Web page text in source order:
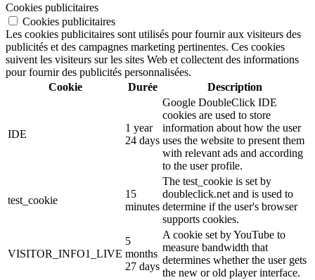
Cookies publicitaires
Cookies publicitaires
Les cookies publicitaires sont utilisés pour fournir aux visiteurs des
publicités et des campagnes marketing pertinentes. Ces cookies
suivent les visiteurs sur les sites Web et collectent des informations
pour fournir des publicités personnalisées.
Cookie
Durée Description
IDE
1 year
24 days
Google DoubleClick IDE
cookies are used to store
information about how the user
uses the website to present them
with relevant ads and according
to the user profile.
test_cookie
15
minutes
The test_cookie is set by
doubleclick.net and is used to
determine if the user's browser
supports cookies.
VISITOR_INFO1_LIVE
5
months
27 days
A cookie set by YouTube to
measure bandwidth that
determines whether the user gets
the new or old player interface.